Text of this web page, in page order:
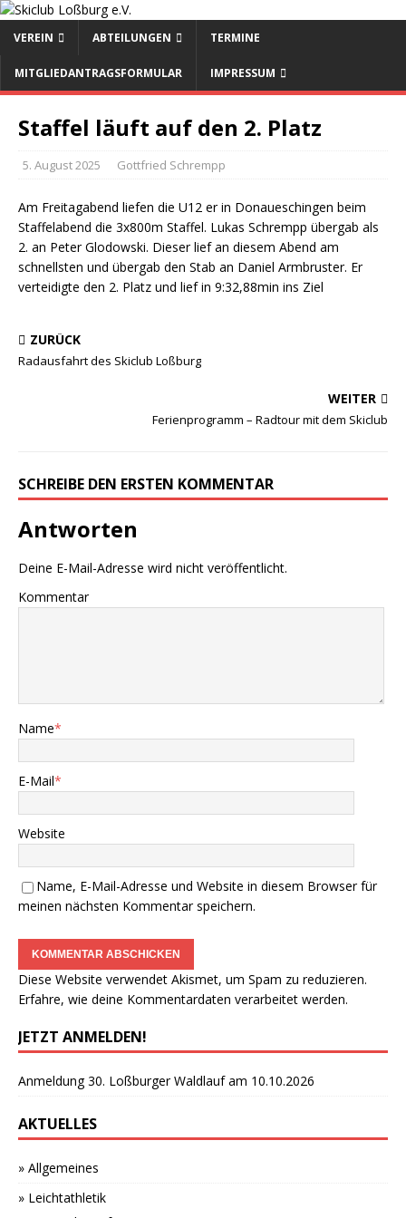
VEREIN ABTEILUNGEN TERMINE
MITGLIEDANTRAGSFORMULAR IMPRESSUM
Staffel läuft auf den 2. Platz
5. August 2025 Gottfried Schrempp
Am Freitagabend liefen die U12 er in Donaueschingen beim
Staffelabend die 3x800m Staffel. Lukas Schrempp übergab als
2. an Peter Glodowski. Dieser lief an diesem Abend am
schnellsten und übergab den Stab an Daniel Armbruster. Er
verteidigte den 2. Platz und lief in 9:32,88min ins Ziel
ZURÜCK
Radausfahrt des Skiclub Loßburg
WEITER
Ferienprogramm – Radtour mit dem Skiclub
SCHREIBE DEN ERSTEN KOMMENTAR
Antworten
Deine E-Mail-Adresse wird nicht veröffentlicht.
Kommentar
Name*
E-Mail*
Website
Name, E-Mail-Adresse und Website in diesem Browser für
meinen nächsten Kommentar speichern.
Diese Website verwendet Akismet, um Spam zu reduzieren.
Erfahre, wie deine Kommentardaten verarbeitet werden.
JETZT ANMELDEN!
Anmeldung 30. Loßburger Waldlauf am 10.10.2026
AKTUELLES
» Allgemeines
» Leichtathletik